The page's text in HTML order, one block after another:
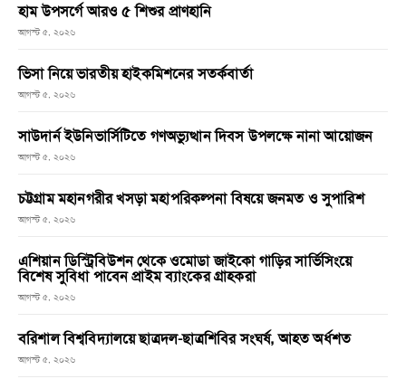
হাম উপসর্গে আরও ৫ শিশুর প্রাণহানি
আগস্ট ৫, ২০২৬
ভিসা নিয়ে ভারতীয় হাইকমিশনের সতর্কবার্তা
আগস্ট ৫, ২০২৬
সাউদার্ন ইউনিভার্সিটিতে গণঅভ্যুত্থান দিবস উপলক্ষে নানা আয়োজন
আগস্ট ৫, ২০২৬
চট্টগ্রাম মহানগরীর খসড়া মহাপরিকল্পনা বিষয়ে জনমত ও সুপারিশ
আগস্ট ৫, ২০২৬
এশিয়ান ডিস্ট্রিবিউশন থেকে ওমোডা জাইকো গাড়ির সার্ভিসিংয়ে
বিশেষ সুবিধা পাবেন প্রাইম ব্যাংকের গ্রাহকরা
আগস্ট ৫, ২০২৬
বরিশাল বিশ্ববিদ্যালয়ে ছাত্রদল-ছাত্রশিবির সংঘর্ষ, আহত অর্ধশত
আগস্ট ৫, ২০২৬